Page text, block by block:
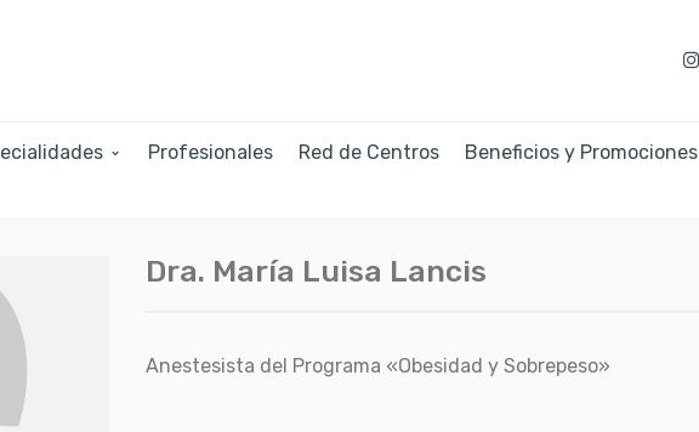
Profesionales Red de Centros Beneficios y Promociones
Dra. María Luisa Lancis
Anestesista del Programa «Obesidad y Sobrepeso»